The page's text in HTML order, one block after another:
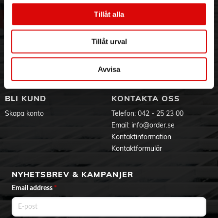
Tillåt alla
Tillåt urval
Avvisa
Om oss
Hållbarhet
Aktuellt på Order
Vanliga frågor
Service & Support
Ansökan om RMA
Godsefterlysning & Felleverans
Om cookies
BLI KUND
Skapa konto
KONTAKTA OSS
Telefon: 042 - 25 23 00
Email: info@order.se
Kontaktinformation
Kontaktformulär
NYHETSBREV & KAMPANJER
Email address *